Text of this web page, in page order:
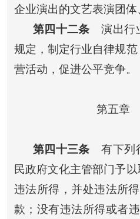
企业演出的文艺表演团体
第四十二条 演出行
规定，制定行业自律规
营活动，促进公平竞争。
第五章
第四十三条 有下列
民政府文化主管部门予
违法所得，并处违法所
款；没有违法所得或者